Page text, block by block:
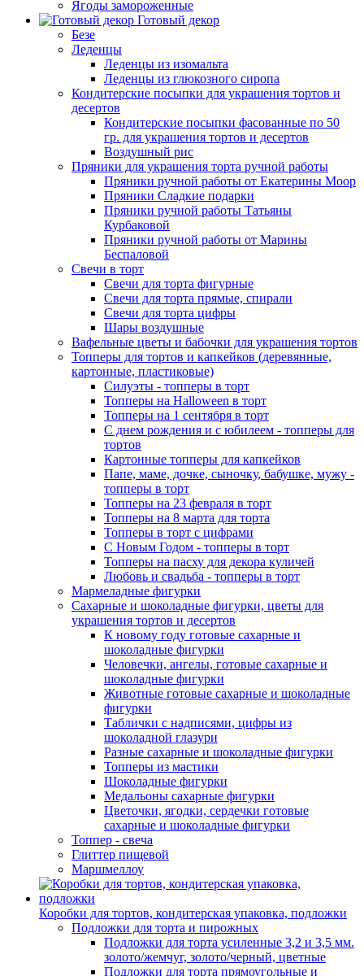
Ягоды замороженные
Готовый декор
Безе
Леденцы
Леденцы из изомальта
Леденцы из глюкозного сиропа
Кондитерские посыпки для украшения тортов и
десертов
Кондитерские посыпки фасованные по 50
гр. для украшения тортов и десертов
Воздушный рис
Пряники для украшения торта ручной работы
Пряники ручной работы от Екатерины Моор
Пряники Сладкие подарки
Пряники ручной работы Татьяны
Курбаковой
Пряники ручной работы от Марины
Беспаловой
Свечи в торт
Свечи для торта фигурные
Свечи для торта прямые, спирали
Свечи для торта цифры
Шары воздушные
Вафельные цветы и бабочки для украшения тортов
Топперы для тортов и капкейков (деревянные,
картонные, пластиковые)
Силуэты - топперы в торт
Топперы на Halloween в торт
Топперы на 1 сентября в торт
С днем рождения и с юбилеем - топперы для
тортов
Картонные топперы для капкейков
Папе, маме, дочке, сыночку, бабушке, мужу -
топперы в торт
Топперы на 23 февраля в торт
Топперы на 8 марта для торта
Топперы в торт с цифрами
С Новым Годом - топперы в торт
Топперы на пасху для декора куличей
Любовь и свадьба - топперы в торт
Мармеладные фигурки
Сахарные и шоколадные фигурки, цветы для
украшения тортов и десертов
К новому году готовые сахарные и
шоколадные фигурки
Человечки, ангелы, готовые сахарные и
шоколадные фигурки
Животные готовые сахарные и шоколадные
фигурки
Таблички с надписями, цифры из
шоколадной глазури
Разные сахарные и шоколадные фигурки
Топперы из мастики
Шоколадные фигурки
Медальоны сахарные фигурки
Цветочки, ягодки, сердечки готовые
сахарные и шоколадные фигурки
Топпер - свеча
Глиттер пищевой
Маршмеллоу
Коробки для тортов, кондитерская упаковка, подложки
Подложки для торта и пирожных
Подложки для торта усиленные 3,2 и 3,5 мм.
золото/жемчуг, золото/черный, цветные
Подложки для торта прямоугольные и